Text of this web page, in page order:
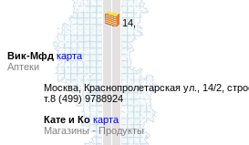
14,
Вик-Мфд карта
Аптеки
Москва, Краснопролетарская ул., 14/2,
т.8 (499) 9788924
Кате и Ко карта
Магазины - Продукты